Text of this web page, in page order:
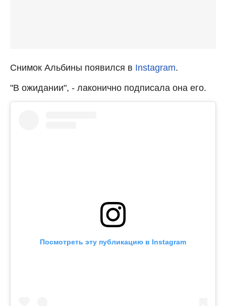
Снимок Альбины появился в Instagram.
"В ожидании", - лаконично подписала она его.
Посмотреть эту публикацию в Instagram